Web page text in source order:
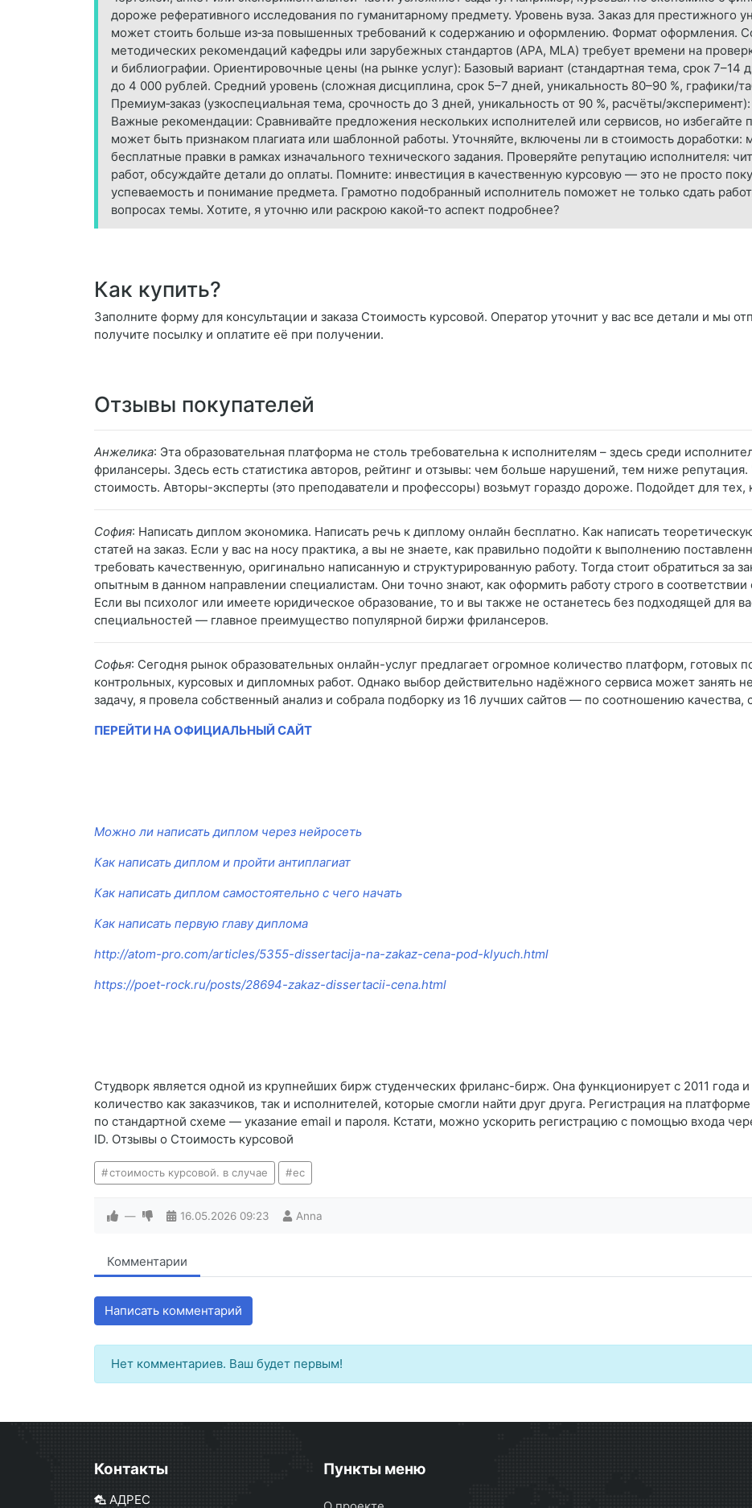
дороже реферативного исследования по гуманитарному предмету. Уровень вуза. Заказ для престижного
может стоить больше из‑за повышенных требований к содержанию и оформлению. Формат оформления.
методических рекомендаций кафедры или зарубежных стандартов (APA, MLA) требует времени на
и библиографии. Ориентировочные цены (на рынке услуг): Базовый вариант (стандартная тема, срок 7–14
до 4 000 рублей. Средний уровень (сложная дисциплина, срок 5–7 дней, уникальность 80–90 %, графики/
Премиум‑заказ (узкоспециальная тема, срочность до 3 дней, уникальность от 90 %, расчёты/
Важные рекомендации: Сравнивайте предложения нескольких исполнителей или сервисов, но избегайте
может быть признаком плагиата или шаблонной работы. Уточняйте, включены ли в стоимость доработки:
бесплатные правки в рамках изначального технического задания. Проверяйте репутацию исполнителя:
работ, обсуждайте детали до оплаты. Помните: инвестиция в качественную курсовую — это не просто
успеваемость и понимание предмета. Грамотно подобранный исполнитель поможет не только сдать
вопросах темы. Хотите, я уточню или раскрою какой‑то аспект подробнее?
Как купить?
Заполните форму для консультации и заказа Стоимость курсовой. Оператор уточнит у вас все детали и мы
получите посылку и оплатите её при получении.
Отзывы покупателей
Анжелика: Эта образовательная платформа не столь требовательна к исполнителям – здесь среди
фрилансеры. Здесь есть статистика авторов, рейтинг и отзывы: чем больше нарушений, тем ниже репутация.
стоимость. Авторы-эксперты (это преподаватели и профессоры) возьмут гораздо дороже. Подойдет для тех,
София: Написать диплом экономика. Написать речь к диплому онлайн бесплатно. Как написать
статей на заказ. Если у вас на носу практика, а вы не знаете, как правильно подойти к выполнению
требовать качественную, оригинально написанную и структурированную работу. Тогда стоит обратиться за
опытным в данном направлении специалистам. Они точно знают, как оформить работу строго в
Если вы психолог или имеете юридическое образование, то и вы также не останетесь без подходящей для
специальностей — главное преимущество популярной биржи фрилансеров.
Софья: Сегодня рынок образовательных онлайн-услуг предлагает огромное количество платформ, готовых
контрольных, курсовых и дипломных работ. Однако выбор действительно надёжного сервиса может занять
задачу, я провела собственный анализ и собрала подборку из 16 лучших сайтов — по соотношению
ПЕРЕЙТИ НА ОФИЦИАЛЬНЫЙ САЙТ
Можно ли написать диплом через нейросеть
Как написать диплом и пройти антиплагиат
Как написать диплом самостоятельно с чего начать
Как написать первую главу диплома
http://atom-pro.com/articles/5355-dissertacija-na-zakaz-cena-pod-klyuch.html
https://poet-rock.ru/posts/28694-zakaz-dissertacii-cena.html
Студворк является одной из крупнейших бирж студенческих фриланс-бирж. Она функционирует с 2011 года
количество как заказчиков, так и исполнителей, которые смогли найти друг друга. Регистрация на
по стандартной схеме — указание email и пароля. Кстати, можно ускорить регистрацию с помощью входа
ID. Отзывы о Стоимость курсовой
стоимость курсовой. в случае ес
— 16.05.2026 09:23 Anna
Комментарии
Написать комментарий
Нет комментариев. Ваш будет первым!
Контакты
АДРЕС
Пункты меню